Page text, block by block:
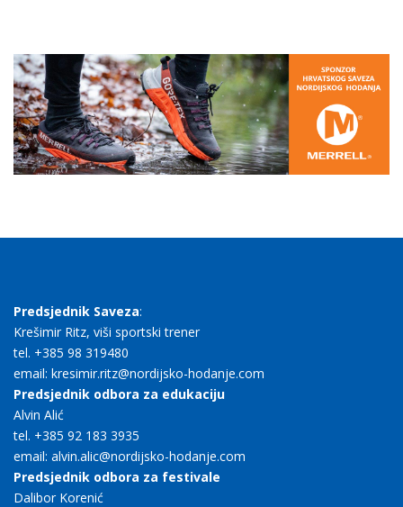
Predsjednik Saveza:
Krešimir Ritz, viši sportski trener
tel. +385 98 319480
email: kresimir.ritz@nordijsko-hodanje.com
Predsjednik odbora za edukaciju
Alvin Alić
tel. +385 92 183 3935
email: alvin.alic@nordijsko-hodanje.com
Predsjednik odbora za festivale
Dalibor Korenić